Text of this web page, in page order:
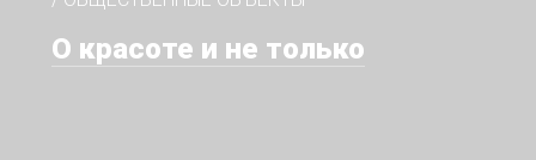
О красоте и не только